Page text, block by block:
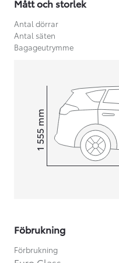
Nya Corolla Cross
Mått och storlek
Antal dörrar
Antal säten
Bagageutrymme
Height1 555
mm
Föbrukning
Förbrukning